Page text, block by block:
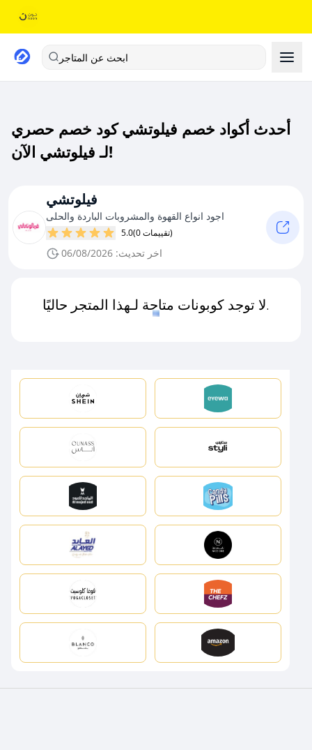
ابحث عن المتاجر
أحدث أكواد خصم فيلوتشي كود خصم حصري
لـ فيلوتشي الآن!
فيلوتشي
اجود انواع القهوة والمشروبات الباردة والحلى
5.0 (0 تقييمات)
اخر تحديث: 06/08/2026
لا توجد كوبونات متاحة لـهذا المتجر حاليًا.